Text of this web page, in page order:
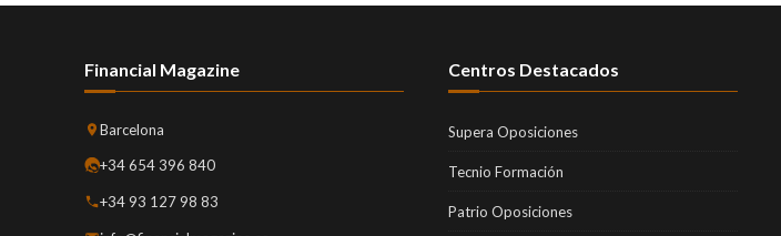
Financial Magazine
Barcelona
+34 654 396 840
+34 93 127 98 83
Centros Destacados
Supera Oposiciones
Tecnio Formación
Patrio Oposiciones